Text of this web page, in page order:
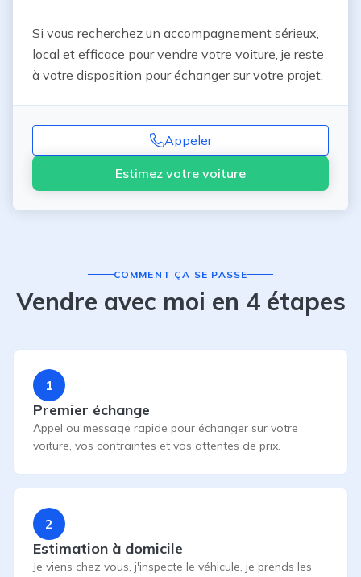
Si vous recherchez un accompagnement sérieux,
local et efficace pour vendre votre voiture, je reste
à votre disposition pour échanger sur votre projet.
Appeler
Estimez votre voiture
COMMENT ÇA SE PASSE
Vendre avec moi en 4 étapes
1
Premier échange
Appel ou message rapide pour échanger sur votre
voiture, vos contraintes et vos attentes de prix.
2
Estimation à domicile
Je viens chez vous, j'inspecte le véhicule, je prends les